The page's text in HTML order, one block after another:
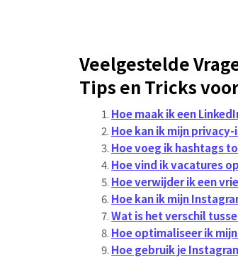
Veelgestelde
Tips en Tricks
Hoe maak ik een
Hoe kan ik mijn
Hoe voeg ik hashtags
Hoe vind ik vacatures
Hoe verwijder ik een
Hoe kan ik mijn
Wat is het verschil
Hoe optimaliseer ik
Hoe gebruik je